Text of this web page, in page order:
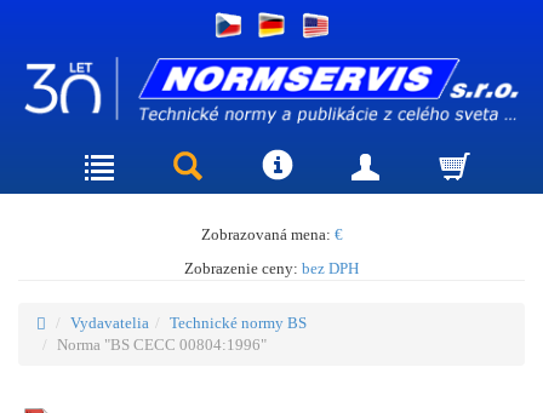
Zobrazovaná mena: €
Zobrazenie ceny: bez DPH
Vydavatelia
Technické normy BS
Norma "BS CECC 00804:1996"